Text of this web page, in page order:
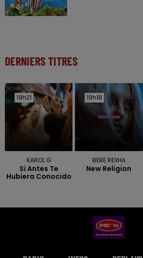
DERNIERS TITRES
19h21
19h21
KAROL G
Si Antes Te
Hubiera Conocido
19h18
19h18
BEBE REXHA
New Religion